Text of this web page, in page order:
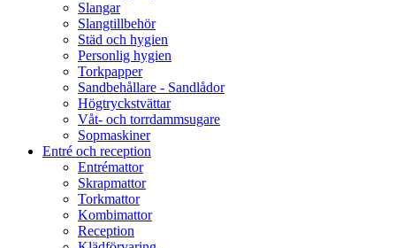
Slangar
Slangtillbehör
Städ och hygien
Personlig hygien
Torkpapper
Sandbehållare - Sandlådor
Högtryckstvättar
Våt- och torrdammsugare
Sopmaskiner
Entré och reception
Entrémattor
Skrapmattor
Torkmattor
Kombimattor
Reception